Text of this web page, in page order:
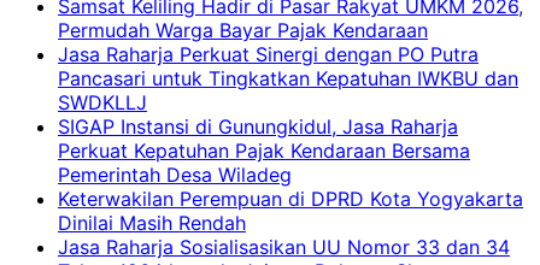
Samsat Keliling Hadir di Pasar Rakyat UMKM 2026,
Permudah Warga Bayar Pajak Kendaraan
Jasa Raharja Perkuat Sinergi dengan PO Putra
Pancasari untuk Tingkatkan Kepatuhan IWKBU dan
SWDKLLJ
SIGAP Instansi di Gunungkidul, Jasa Raharja
Perkuat Kepatuhan Pajak Kendaraan Bersama
Pemerintah Desa Wiladeg
Keterwakilan Perempuan di DPRD Kota Yogyakarta
Dinilai Masih Rendah
Jasa Raharja Sosialisasikan UU Nomor 33 dan 34